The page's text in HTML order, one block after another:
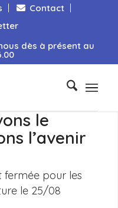
Contact
dès à présent au
le
l’avenir
fermée pour les
le 25/08